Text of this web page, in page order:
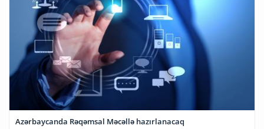
Azərbaycanda Rəqəmsal Məcəllə hazırlanacaq